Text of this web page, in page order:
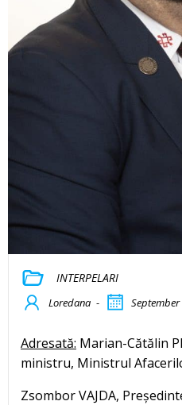
INTERPELARI
Loredana -
Adresată: Marian-Cătălin
ministru, Ministrul
Zsombor VAJDA,